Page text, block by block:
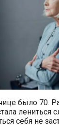
было 70.
лениться
себя не